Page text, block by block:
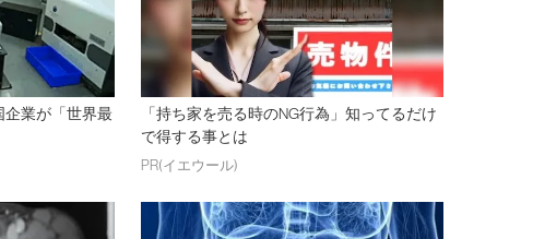
企業が「世界最
「持ち家を売る時のNG行為」知ってるだけ
で得する事とは
PR(イエウール)